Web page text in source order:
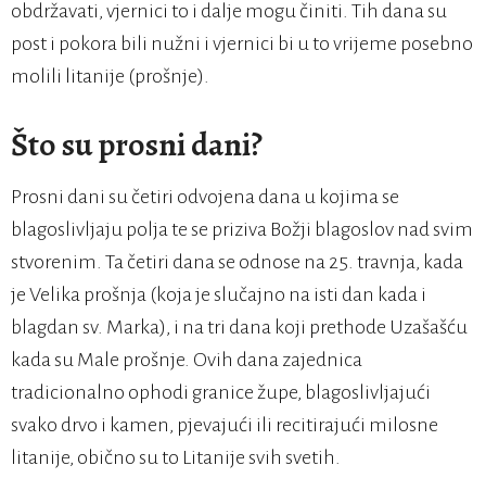
obdržavati, vjernici to i dalje mogu činiti. Tih dana su
post i pokora bili nužni i vjernici bi u to vrijeme posebno
molili litanije (prošnje).
Što su prosni dani?
Prosni dani su četiri odvojena dana u kojima se
blagoslivljaju polja te se priziva Božji blagoslov nad svim
stvorenim. Ta četiri dana se odnose na 25. travnja, kada
je Velika prošnja (koja je slučajno na isti dan kada i
blagdan sv. Marka), i na tri dana koji prethode Uzašašću
kada su Male prošnje. Ovih dana zajednica
tradicionalno ophodi granice župe, blagoslivljajući
svako drvo i kamen, pjevajući ili recitirajući milosne
litanije, obično su to Litanije svih svetih.